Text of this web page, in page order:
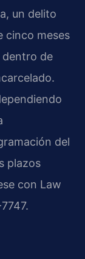
un delito
cinco meses
dentro de
del
plazos
con Law